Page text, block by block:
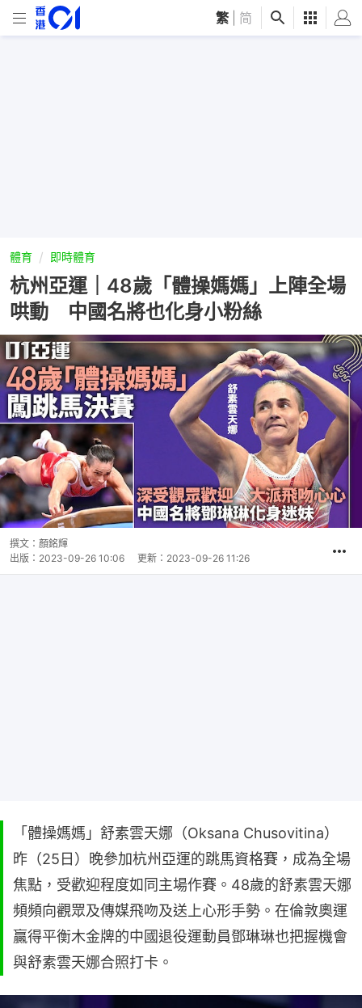
繁 简
體育 即時體育
杭州亞運｜48歲「體操媽媽」上陣全場
哄動 中國名將也化身小粉絲
撰文： 顏銘輝
出版： 2023-09-26 10:06 更新： 2023-09-26 11:26
「體操媽媽」舒素雲天娜（Oksana Chusovitina）
昨（25日）晚參加杭州亞運的跳馬資格賽，成為全場
焦點，受歡迎程度如同主場作賽。48歲的舒素雲天娜
頻頻向觀眾及傳媒飛吻及送上心形手勢。在倫敦奧運
贏得平衡木金牌的中國退役運動員鄧琳琳也把握機會
與舒素雲天娜合照打卡。